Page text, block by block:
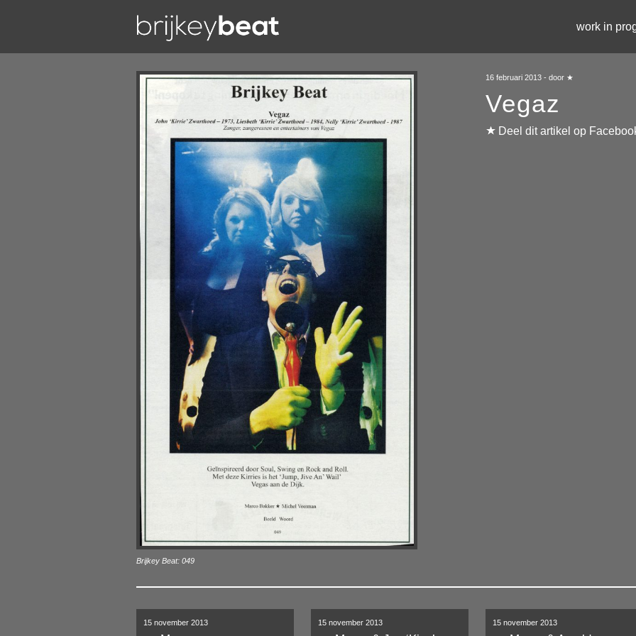
work in
Brijkey Beat: 049
16 februari 2013 - door ★
Vegaz
Deel dit artikel op
15 november 2013 15 november 2013 15 november 2013